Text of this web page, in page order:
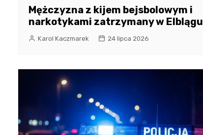
Mężczyzna z kijem bejsbolowym i
narkotykami zatrzymany w Elblągu
Karol Kaczmarek 24 lipca 2026